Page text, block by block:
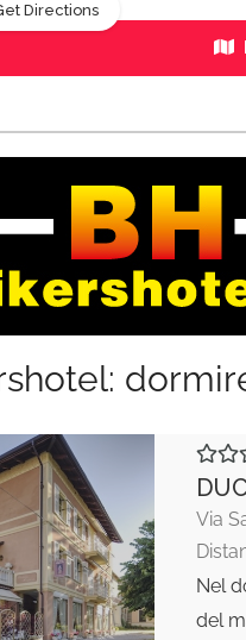
Directions
Via
Nel
del